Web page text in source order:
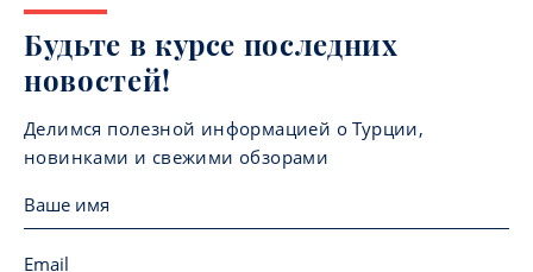
Будьте в курсе последних
новостей!
Делимся полезной информацией о Турции,
новинками и свежими обзорами